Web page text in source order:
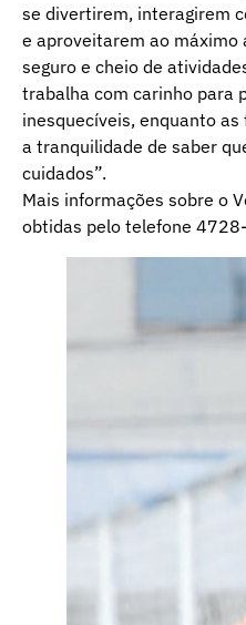
se divertirem, interagirem
e aproveitarem ao máximo
seguro e cheio de
trabalha com carinho para
inesquecíveis, enquanto
a tranquilidade de saber
cuidados”.
Mais informações sobre o
obtidas pelo telefone